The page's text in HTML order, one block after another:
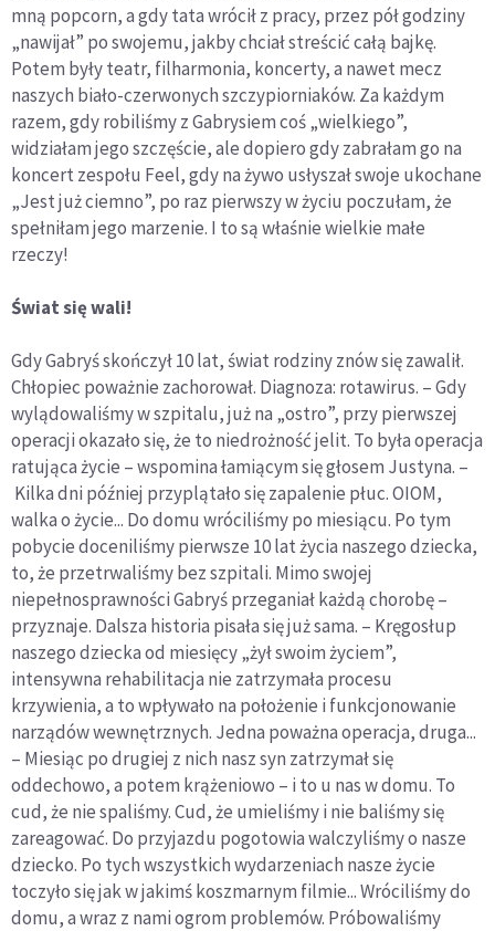
mną popcorn, a gdy tata wrócił z pracy, przez pół godziny
„nawijał” po swojemu, jakby chciał streścić całą bajkę.
Potem były teatr, filharmonia, koncerty, a nawet mecz
naszych biało-czerwonych szczypiorniaków. Za każdym
razem, gdy robiliśmy z Gabrysiem coś „wielkiego”,
widziałam jego szczęście, ale dopiero gdy zabrałam go na
koncert zespołu Feel, gdy na żywo usłyszał swoje ukochane
„Jest już ciemno”, po raz pierwszy w życiu poczułam, że
spełniłam jego marzenie. I to są właśnie wielkie małe
rzeczy!
Świat się wali!
Gdy Gabryś skończył 10 lat, świat rodziny znów się zawalił.
Chłopiec poważnie zachorował. Diagnoza: rotawirus. – Gdy
wylądowaliśmy w szpitalu, już na „ostro”, przy pierwszej
operacji okazało się, że to niedrożność jelit. To była operacja
ratująca życie – wspomina łamiącym się głosem Justyna. –
Kilka dni później przyplątało się zapalenie płuc. OIOM,
walka o życie... Do domu wróciliśmy po miesiącu. Po tym
pobycie doceniliśmy pierwsze 10 lat życia naszego dziecka,
to, że przetrwaliśmy bez szpitali. Mimo swojej
niepełnosprawności Gabryś przeganiał każdą chorobę –
przyznaje. Dalsza historia pisała się już sama. – Kręgosłup
naszego dziecka od miesięcy „żył swoim życiem”,
intensywna rehabilitacja nie zatrzymała procesu
krzywienia, a to wpływało na położenie i funkcjonowanie
narządów wewnętrznych. Jedna poważna operacja, druga...
– Miesiąc po drugiej z nich nasz syn zatrzymał się
oddechowo, a potem krążeniowo – i to u nas w domu. To
cud, że nie spaliśmy. Cud, że umieliśmy i nie baliśmy się
zareagować. Do przyjazdu pogotowia walczyliśmy o nasze
dziecko. Po tych wszystkich wydarzeniach nasze życie
toczyło się jak w jakimś koszmarnym filmie... Wróciliśmy do
domu, a wraz z nami ogrom problemów. Próbowaliśmy